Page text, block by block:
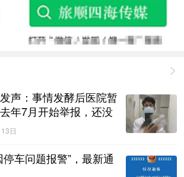
声：事情发酵后医院暂
年7月开始举报，还没
日
车问题报警”，最新通